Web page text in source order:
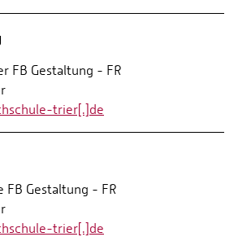
FB Gestaltung - FR
trier[.]de
FB Gestaltung - FR
trier[.]de